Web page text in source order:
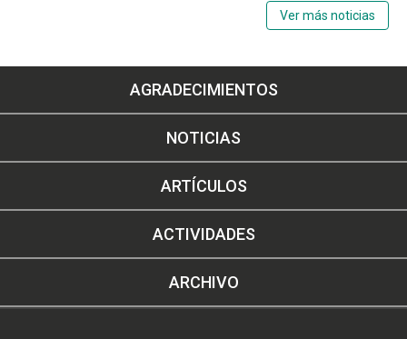
Ver más noticias
AGRADECIMIENTOS
NOTICIAS
ARTÍCULOS
ACTIVIDADES
ARCHIVO